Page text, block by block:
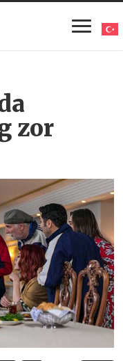
zor